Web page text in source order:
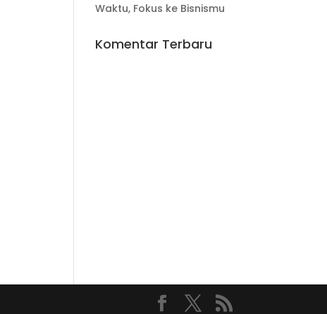
Waktu, Fokus ke Bisnismu
Komentar Terbaru